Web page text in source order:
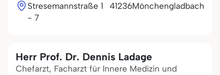
Stresemannstraße 1
- 7
41236Mönchengladbach
Herr Prof. Dr. Dennis Ladage
Chefarzt, Facharzt für Innere Medizin und